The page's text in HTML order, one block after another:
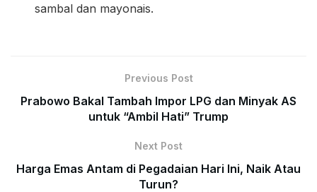
sambal dan mayonais.
Previous Post
Prabowo Bakal Tambah Impor LPG dan Minyak AS
untuk “Ambil Hati” Trump
Next Post
Harga Emas Antam di Pegadaian Hari Ini, Naik Atau
Turun?